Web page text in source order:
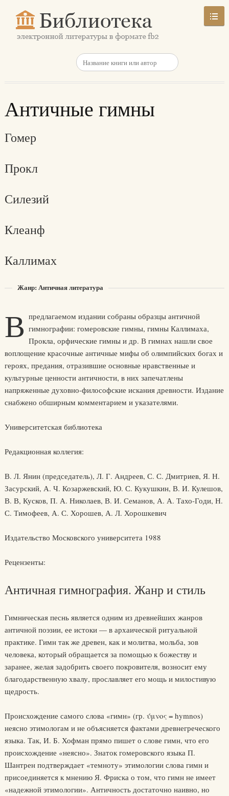
Античные гимны
Гомер
Прокл
Силезий
Клеанф
Каллимах
Жанр: Античная литература
В предлагаемом издании собраны образцы античной
гимнографии: гомеровские гимны, гимны Каллимаха,
Прокла, орфические гимны и др. В гимнах нашли свое
воплощение красочные античные мифы об олимпийских богах и
героях, предания, отразившие основные нравственные и
культурные ценности античности, в них запечатлены
напряженные духовно-философские искания древности. Издание
снабжено обширным комментарием и указателями.
Университетская библиотека
Редакционная коллегия:
В. Л. Янин (председатель), Л. Г. Андреев, С. С. Дмитриев, Я. Н.
Засурский, А. Ч. Козаржевский, Ю. С. Кукушкин, В. И. Кулешов,
В. В, Кусков, П. А. Николаев, В. И. Семанов, А. А. Тахо-Годи, Н.
С. Тимофеев, А. С. Хорошев, А. Л. Хорошкевич
Издательство Московского университета 1988
Рецензенты:
Античная гимнография. Жанр и стиль
Гимническая песнь является одним из древнейших жанров
античной поэзии, ее истоки — в архаической ритуальной
практике. Гимн так же древен, как и молитва, мольба, зов
человека, который обращается за помощью к божеству и
заранее, желая задобрить своего покровителя, возносит ему
благодарственную хвалу, прославляет его мощь и милостивую
щедрость.
Происхождение самого слова «гимн» (гр. ύμνος = hymnos)
неясно этимологам и не объясняется фактами древнегреческого
языка. Так, И. Б. Хофман прямо пишет о слове гимн, что его
происхождение «неясно». Знаток гомеровского языка П.
Шантрен подтверждает «темноту» этимологии слова гимн и
присоединяется к мнению Я. Фриска о том, что гимн не имеет
«надежной этимологии». Античность достаточно наивно, но